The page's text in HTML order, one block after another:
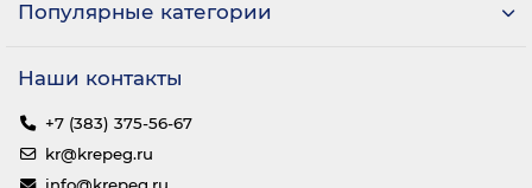
Популярные категории
Наши контакты
+7 (383) 375-56-67
kr@krepeg.ru